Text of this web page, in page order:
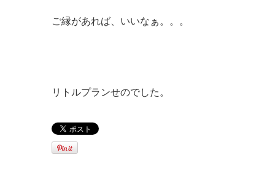
ご縁があれば、いいなぁ。。。
リトルプランせのでした。